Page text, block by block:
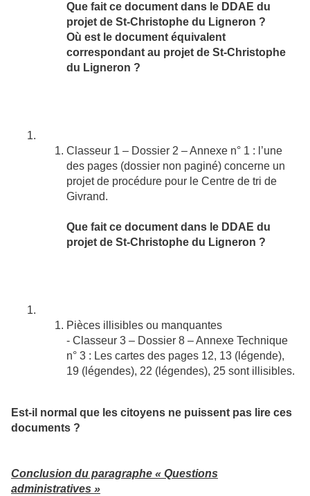
Que fait ce document dans le DDAE du
projet de St-Christophe du Ligneron ?
Où est le document équivalent
correspondant au projet de St-Christophe
du Ligneron ?
Classeur 1 – Dossier 2 – Annexe n° 1 : l’une
des pages (dossier non paginé) concerne un
projet de procédure pour le Centre de tri de
Givrand.
Que fait ce document dans le DDAE du
projet de St-Christophe du Ligneron ?
Pièces illisibles ou manquantes
- Classeur 3 – Dossier 8 – Annexe Technique
n° 3 : Les cartes des pages 12, 13 (légende),
19 (légendes), 22 (légendes), 25 sont illisibles.
Est-il normal que les citoyens ne puissent pas lire ces
documents ?
Conclusion du paragraphe « Questions
administratives »